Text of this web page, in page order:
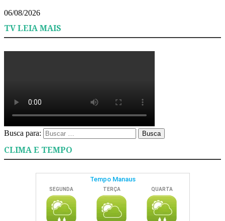
06/08/2026
TV LEIA MAIS
Busca para: Busca
CLIMA E TEMPO